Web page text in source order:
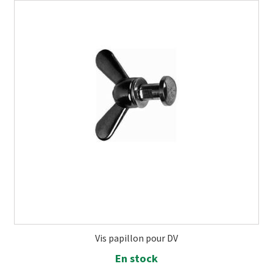
Vis papillon pour DV
En stock